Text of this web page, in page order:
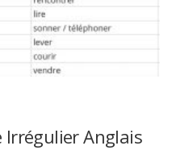
Irrégulier Anglais